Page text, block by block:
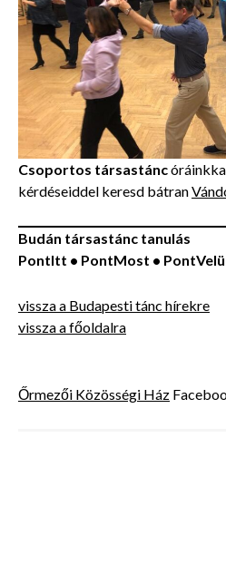
Csoportos társastánc
kérdéseiddel keresd bátran
Budán társastánc tanulás
PontItt • PontMost •
vissza a Budapesti tánc hírekre
vissza a főoldalra
Őrmezői Közösségi Ház